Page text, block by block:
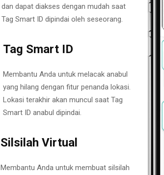
dan dapat diakses dengan mudah saat
Tag Smart ID dipindai oleh seseorang.
Tag Smart ID
Membantu Anda untuk melacak anabul
yang hilang dengan fitur penanda lokasi.
Lokasi terakhir akan muncul saat Tag
Smart ID anabul dipindai.
Silsilah Virtual
Membantu Anda untuk membuat silsilah